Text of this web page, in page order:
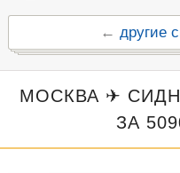
←другие
МОСКВА ✈
ЗА